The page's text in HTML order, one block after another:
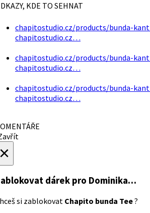
KDE TO SEHNAT
chapitostudio.cz/products/bunda-
chapitostudio.cz…
chapitostudio.cz/products/bunda-
chapitostudio.cz…
chapitostudio.cz/products/bunda-
chapitostudio.cz…
dárek pro Dominika…
si zablokovat Chapito bunda Tee?